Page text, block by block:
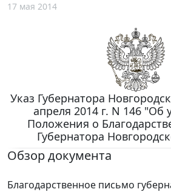
17 мая 2014
Указ Губернатора
апреля 2014 г. N 146 "Об
Положения о
Губернатора
Обзор документа
Благодарственное письмо